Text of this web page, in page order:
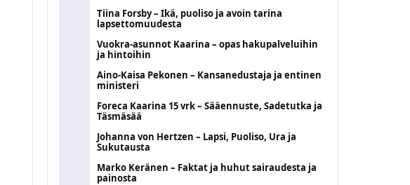
Tiina Forsby – Ikä, puoliso ja avoin tarina
lapsettomuudesta
Vuokra-asunnot Kaarina – opas hakupalveluihin
ja hintoihin
Aino-Kaisa Pekonen – Kansanedustaja ja entinen
ministeri
Foreca Kaarina 15 vrk – Sääennuste, Sadetutka ja
Täsmäsää
Johanna von Hertzen – Lapsi, Puoliso, Ura ja
Sukutausta
Marko Keränen – Faktat ja huhut sairaudesta ja
painosta